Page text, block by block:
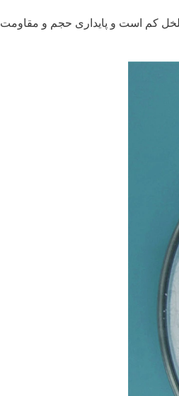
کم است و پایداری حجم و مقاومت